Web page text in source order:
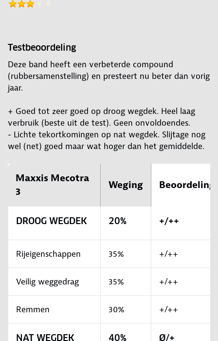
Testbeoordeling
Deze band heeft een verbeterde compound
(rubbersamenstelling) en presteert nu beter dan vorig
jaar.
+ Goed tot zeer goed op droog wegdek. Heel laag
verbruik (beste uit de test). Geen onvoldoendes.
- Lichte tekortkomingen op nat wegdek. Slijtage nog
wel (net) goed maar wat hoger dan het gemiddelde.
Maxxis Mecotra
3
Weging Beoordeling
DROOG WEGDEK 20% +/++
Rijeigenschappen 35% +/++
Veilig weggedrag 35% +/++
Remmen 30% +/++
NAT WEGDEK 40% Ø/+